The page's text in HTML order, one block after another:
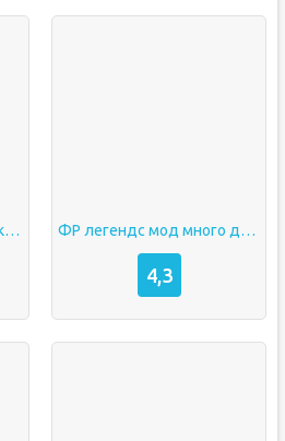
ФР легендс мод на русские машины ФР легендс мод много денег
4,3